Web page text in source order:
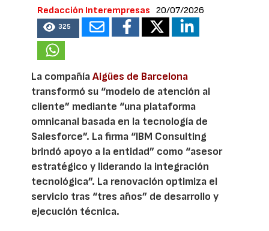
Redacción Interempresas 20/07/2026
325
La compañíaAigües de Barcelona
transformó su “modelo de atención al
cliente” mediante “una plataforma
omnicanal basada en la tecnología de
Salesforce”. La firma “IBM Consulting
brindó apoyo a la entidad” como “asesor
estratégico y liderando la integración
tecnológica”. La renovación optimiza el
servicio tras “tres años” de desarrollo y
ejecución técnica.